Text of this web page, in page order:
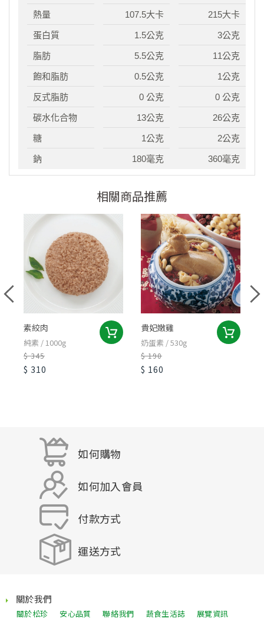
熱量
蛋白質
脂肪
飽和脂肪
反式脂肪
碳水化合物
糖
鈉
107.5大卡
1.5公克
5.5公克
0.5公克
0 公克
13公克
1公克
180毫克
215大卡
3公克
11公克
1公克
0 公克
26公克
2公克
360毫克
相關商品推薦
素絞肉
純素 / 1000g
$ 345
$ 310
貴妃嫩雞
奶蛋素 / 530g
$ 190
$ 160
如何購物
如何加入會員
付款方式
運送方式
關於我們
關於松珍 安心品質 聯絡我們 蔬食生活誌 展覽資訊